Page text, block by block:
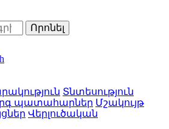
Տնտեսություն
պատահարներ Մշակույթ
Վերլուծական